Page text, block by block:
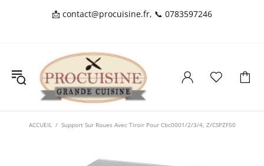
📩 contact@procuisine.fr, 📞 0783597246
ACCUEIL Support Sur Roues Avec Tiroir Pour Cbc0001/2/3/4, Z/CSPZF50